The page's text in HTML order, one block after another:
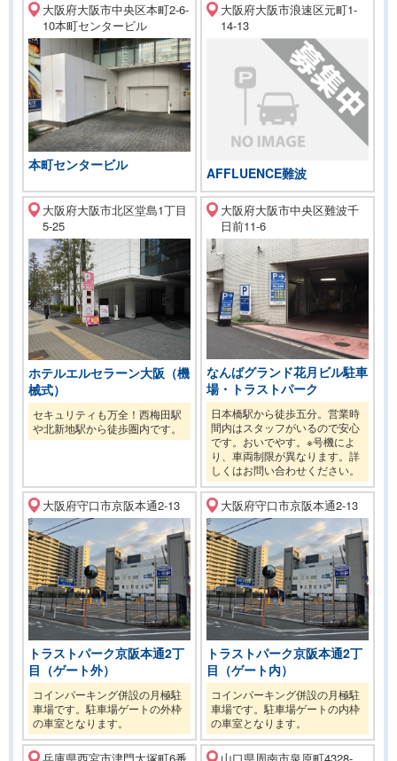
大阪府大阪市中央区本町2-6-
10本町センタービル
本町センタービル
大阪府大阪市浪速区元町1-
14-13
AFFLUENCE難波
大阪府大阪市北区堂島1丁目
5-25
ホテルエルセラーン大阪（機
械式）
セキュリティも万全！西梅田駅
や北新地駅から徒歩圏内です。
大阪府大阪市中央区難波千
日前11-6
なんばグランド花月ビル駐車
場・トラストパーク
日本橋駅から徒歩五分。営業時
間内はスタッフがいるので安心
です。おいでやす。※号機によ
り、車両制限が異なります。詳
しくはお問い合わせください。
大阪府守口市京阪本通2-13
トラストパーク京阪本通2丁
目（ゲート外）
コインパーキング併設の月極駐
車場です。駐車場ゲートの外枠
の車室となります。
大阪府守口市京阪本通2-13
トラストパーク京阪本通2丁
目（ゲート内）
コインパーキング併設の月極駐
車場です。駐車場ゲートの内枠
の車室となります。
兵庫県西宮市津門大塚町6番 山口県周南市泉原町4328-